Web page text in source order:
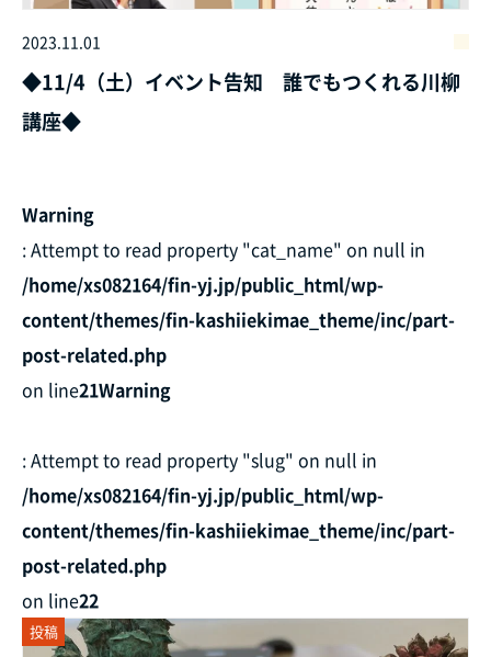
2023.11.01
◆11/4（土）イベント告知 誰でもつくれる川柳
講座◆
Warning
: Attempt to read property "cat_name" on null in
/home/xs082164/fin-yj.jp/public_html/wp-
content/themes/fin-kashiiekimae_theme/inc/part-
post-related.php
on line21Warning
: Attempt to read property "slug" on null in
/home/xs082164/fin-yj.jp/public_html/wp-
content/themes/fin-kashiiekimae_theme/inc/part-
post-related.php
on line22
投稿